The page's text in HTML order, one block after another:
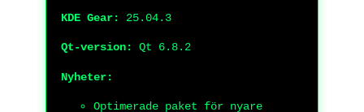
KDE Gear: 25.04.3
Qt-version: Qt 6.8.2
Nyheter:
Optimerade paket för nyare